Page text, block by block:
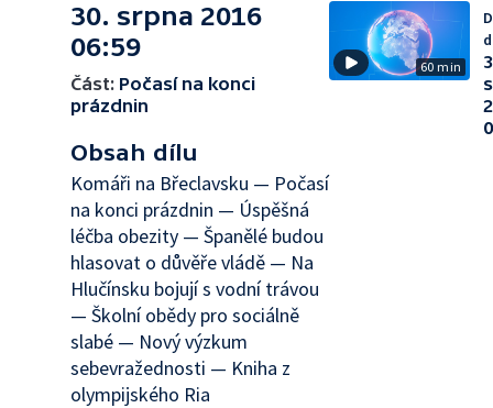
30. srpna 2016
06:59
Část: Počasí na konci
prázdnin
Obsah dílu
Komáři na Břeclavsku — Počasí
na konci prázdnin — Úspěšná
léčba obezity — Španělé budou
hlasovat o důvěře vládě — Na
Hlučínsku bojují s vodní trávou
— Školní obědy pro sociálně
slabé — Nový výzkum
sebevražednosti — Kniha z
olympijského Ria
60 min